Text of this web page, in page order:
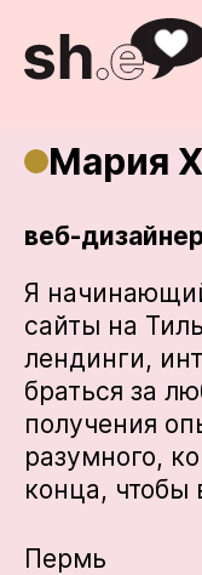
Мария
веб-
Я
сайты на
лендинги,
браться за
получения
разумного,
конца, чтобы
Пермь